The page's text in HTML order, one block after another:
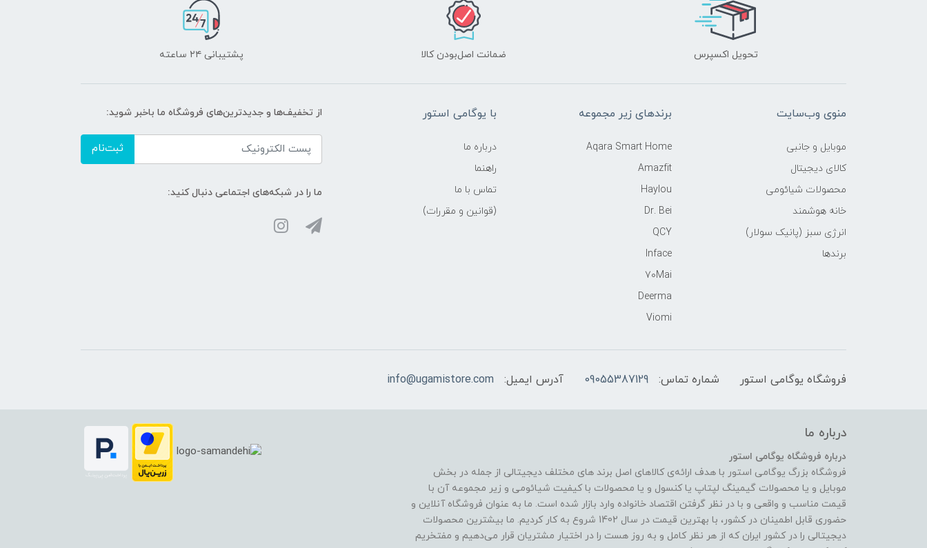
تحویل اکسپرس ضمانت اصل‌بودن کالا پشتیبانی ۲۴ ساعته
منوی وب‌سایت
موبایل و جانبی
کالای دیجیتال
محصولات شیائومی
خانه هوشمند
انرژی سبز (پانیک سولار)
برندها
برندهای زیر مجموعه
Aqara Smart Home
Amazfit
Haylou
Dr. Bei
QCY
Inface
70Mai
Deerma
Viomi
با یوگامی استور
درباره ما
راهنما
تماس با ما
(قوانین و مقررات)
از تخفیف‌ها و جدیدترین‌های فروشگاه ما باخبر شوید:
ثبت‌نام
ما را در شبکه‌های اجتماعی دنبال کنید:
فروشگاه یوگامی استور شماره تماس: 09055387129 آدرس ایمیل: info@ugamistore.com
درباره ما
درباره فروشگاه یوگامی استور
فروشگاه بزرگ یوگامی استور با هدف ارائه‌ی کالاهای اصل برند های مختلف دیجیتالی از جمله در بخش
موبایل و یا محصولات گیمینگ لپتاپ یا کنسول و یا محصولات با کیفیت شیائومی و زیر مجموعه آن با
قیمت مناسب و واقعی و با در نظر گرفتن اقتصاد خانواده وارد بازار شده است. ما به عنوان فروشگاه آنلاین و
حضوری قابل اطمینان در کشور، با بهترین قیمت در سال 1402 شروع به کار کردیم. ما بیشترین محصولات
دیجیتالی را در کشور ایران که از هر نظر کامل و به روز هست را در اختیار مشتریان قرار می‌دهیم و مفتخریم